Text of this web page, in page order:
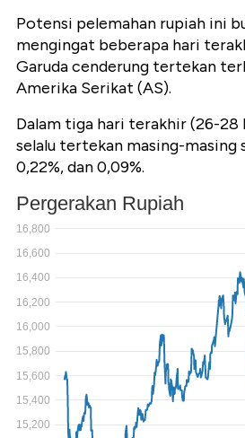
Potensi pelemahan rupiah ini
mengingat beberapa hari
Garuda cenderung tertekan
Amerika Serikat (AS).
Dalam tiga hari terakhir (26-28
selalu tertekan masing-masing
0,22%, dan 0,09%.